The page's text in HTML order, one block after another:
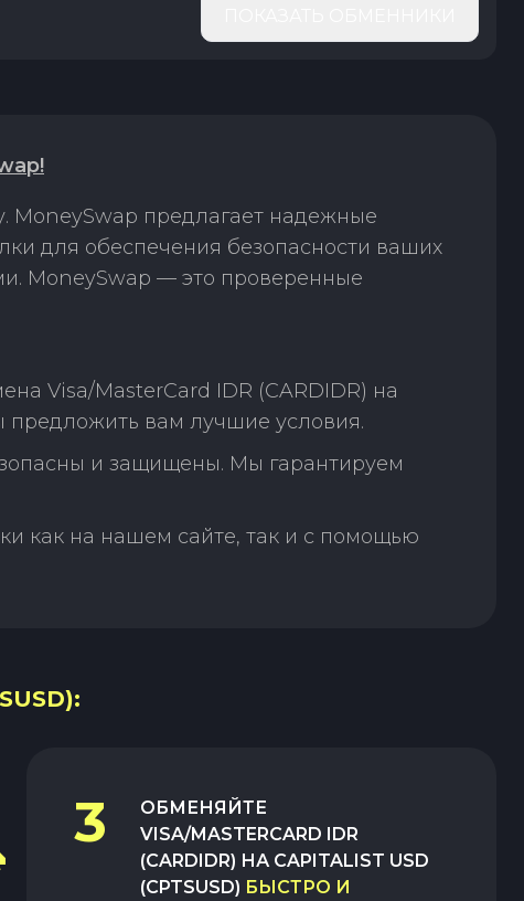
MoneySwap предлагает надежные
для обеспечения безопасности ваших
MoneySwap — это проверенные
Visa/MasterCard IDR (CARDIDR) на
предложить вам лучшие условия.
и защищены. Мы гарантируем
как на нашем сайте, так и с помощью
3
ОБМЕНЯЙТЕ
VISA/MASTERCARD IDR
(CARDIDR) НА CAPITALIST USD
(CPTSUSD) БЫСТРО И